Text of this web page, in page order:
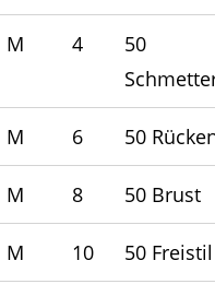
M 4
50
M 6 50
M 8 50 Brust
M 10 50 Freistil